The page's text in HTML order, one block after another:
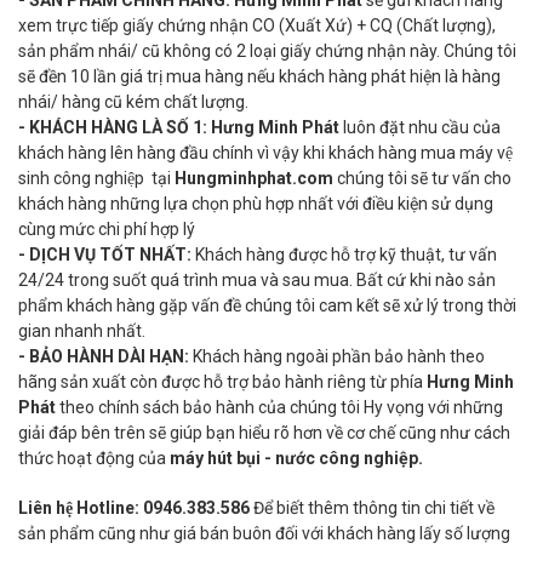
xem trực tiếp giấy chứng nhận CO (Xuất Xứ) + CQ (Chất lượng),
sản phẩm nhái/ cũ không có 2 loại giấy chứng nhận này. Chúng tôi
sẽ đền 10 lần giá trị mua hàng nếu khách hàng phát hiện là hàng
nhái/ hàng cũ kém chất lượng.
- KHÁCH HÀNG LÀ SỐ 1: Hưng Minh Phát luôn đặt nhu cầu của
khách hàng lên hàng đầu chính vì vậy khi khách hàng mua máy vệ
sinh công nghiệp tại Hungminhphat.com chúng tôi sẽ tư vấn cho
khách hàng những lựa chọn phù hợp nhất với điều kiện sử dụng
cùng mức chi phí hợp lý
- DỊCH VỤ TỐT NHẤT: Khách hàng được hỗ trợ kỹ thuật, tư vấn
24/24 trong suốt quá trình mua và sau mua. Bất cứ khi nào sản
phẩm khách hàng gặp vấn đề chúng tôi cam kết sẽ xử lý trong thời
gian nhanh nhất.
- BẢO HÀNH DÀI HẠN: Khách hàng ngoài phần bảo hành theo
hãng sản xuất còn được hỗ trợ bảo hành riêng từ phía Hưng Minh
Pháttheo chính sách bảo hành của chúng tôi Hy vọng với những
giải đáp bên trên sẽ giúp bạn hiểu rõ hơn về cơ chế cũng như cách
thức hoạt động của máy hút bụi - nước công nghiệp.
Liên hệ Hotline: 0946.383.586Để biết thêm thông tin chi tiết về
sản phẩm cũng như giá bán buôn đối với khách hàng lấy số lượng